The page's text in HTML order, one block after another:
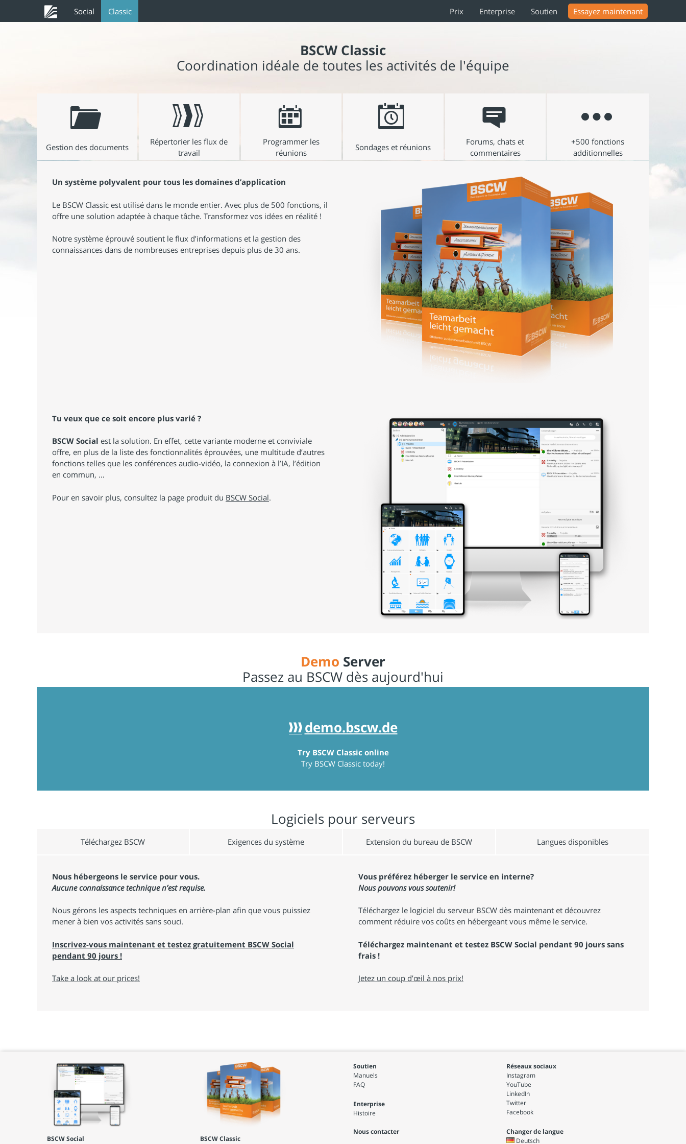
Social Classic Prix Enterprise Soutien Essayez maintenant
BSCW Classic
Coordination idéale de toutes les activités de l'équipe
Gestion des documents
Répertorier les flux de
travail
Programmer les
réunions
Sondages et réunions
Forums, chats et
commentaires
+500 fonctions
additionnelles
Un système polyvalent pour tous les domaines d’application
Le BSCW Classic est utilisé dans le monde entier. Avec plus de 500 fonctions, il
offre une solution adaptée à chaque tâche. Transformez vos idées en réalité !
Notre système éprouvé soutient le flux d’informations et la gestion des
connaissances dans de nombreuses entreprises depuis plus de 30 ans.
Tu veux que ce soit encore plus varié ?
BSCW Social est la solution. En effet, cette variante moderne et conviviale
offre, en plus de la liste des fonctionnalités éprouvées, une multitude d’autres
fonctions telles que les conférences audio-vidéo, la connexion à l’IA, l’édition
en commun, …
Pour en savoir plus, consultez la page produit du BSCW Social.
Demo Server
Passez au BSCW dès aujourd'hui
#demo.bscw.de
Try BSCW Classic online
Try BSCW Classic today!
Logiciels pour serveurs
Téléchargez BSCW Exigences du système Extension du bureau de BSCW Langues disponibles
Nous hébergeons le service pour vous.
Aucune connaissance technique n’est requise.
Nous gérons les aspects techniques en arrière-plan afin que vous puissiez
mener à bien vos activités sans souci.
Inscrivez-vous maintenant et testez gratuitement BSCW Social
pendant 90 jours !
Take a look at our prices!
Vous préférez héberger le service en interne?
Nous pouvons vous soutenir!
Téléchargez le logiciel du serveur BSCW dès maintenant et découvrez
comment réduire vos coûts en hébergeant vous même le service.
Téléchargez maintenant et testez BSCW Social pendant 90 jours sans
frais !
Jetez un coup d’œil à nos prix!
BSCW Social
BSCW Classic
Soutien
Manuels
FAQ
Enterprise
Histoire
Nous contacter
Réseaux sociaux
Instagram
YouTube
LinkedIn
Twitter
Facebook
Changer de langue
Deutsch